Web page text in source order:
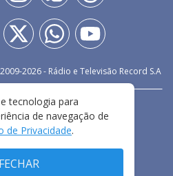
2026- Rádio e Televisão Record S.A
PRIVACIDADE
DE USO
tecnologia para
de navegação de
de Privacidade.
FECHAR